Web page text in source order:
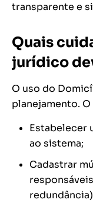
transparente e
Quais
jurídico
O uso do
planejamento.
Estabelecer
ao sistema;
Cadastrar